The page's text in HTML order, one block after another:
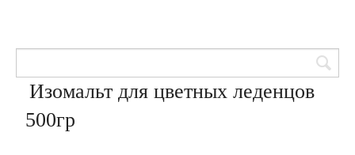
Изомальт для цветных леденцов
500гр